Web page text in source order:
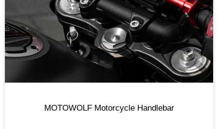
MOTOWOLF Motorcycle Handlebar